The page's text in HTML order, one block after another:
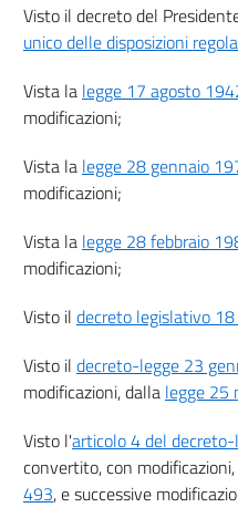
22
23
23 bis
23 ter
23 quater
24
25
VIGILANZA SULL'ATTIVITÀ
Visto il decreto del
unico delle disposizioni
Vista la legge 17 agosto
modificazioni;
Vista la legge 28 gennaio
modificazioni;
Vista la legge 28 febbraio
modificazioni;
Visto il decreto legislativo
Visto il decreto-legge 23
modificazioni, dalla legge 25
Visto l'articolo 4 del
convertito, con
493, e successive